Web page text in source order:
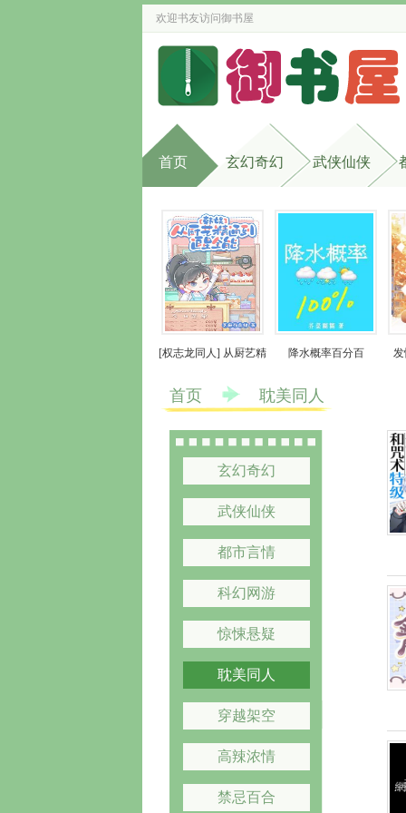
欢迎书友访问御书屋
首页 玄幻奇幻 武侠仙侠
[权志龙同人] 从厨艺精
通到追星全能
降水概率百分百 发
首页 耽美同人
玄幻奇幻
武侠仙侠
都市言情
科幻网游
惊悚悬疑
耽美同人
穿越架空
高辣浓情
禁忌百合